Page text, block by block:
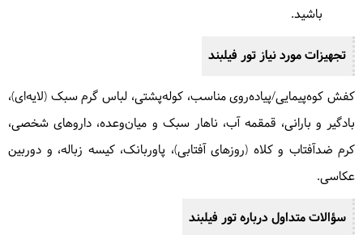
باشید.
تجهیزات مورد نیاز تور فیلبند
کفش کوه‌پیمایی/پیاده‌روی مناسب، کوله‌پشتی، لباس گرم سبک (لایه‌ای)،
بادگیر و بارانی، قمقمه آب، ناهار سبک و میان‌وعده، داروهای شخصی،
کرم ضدآفتاب و کلاه (روزهای آفتابی)، پاوربانک، کیسه زباله، و دوربین
عکاسی.
سؤالات متداول درباره تور فیلبند